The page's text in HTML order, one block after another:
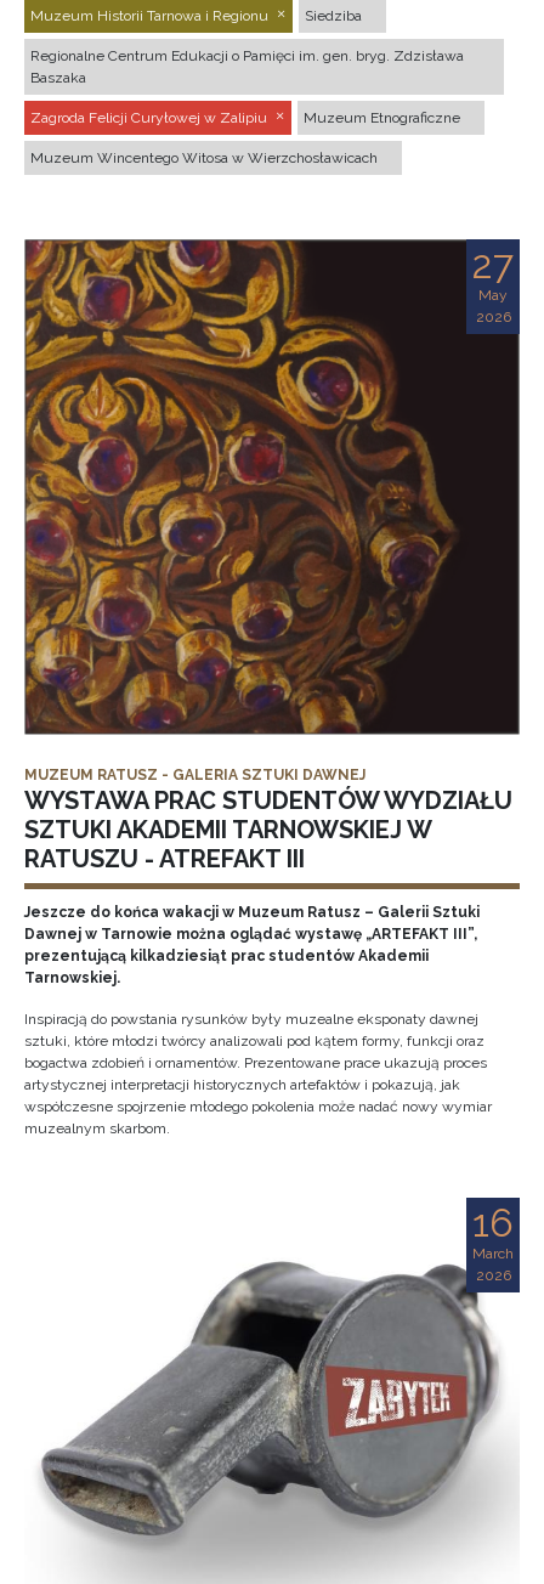
Muzeum Historii Tarnowa i Regionu Siedziba
Regionalne Centrum Edukacji o Pamięci im. gen. bryg. Zdzisława
Baszaka
Zagroda Felicji Curyłowej w Zalipiu Muzeum Etnograficzne
Muzeum Wincentego Witosa w Wierzchosławicach
27
May
2026
MUZEUM RATUSZ - GALERIA SZTUKI DAWNEJ
WYSTAWA PRAC STUDENTÓW WYDZIAŁU
SZTUKI AKADEMII TARNOWSKIEJ W
RATUSZU - ATREFAKT III
Jeszcze do końca wakacji w Muzeum Ratusz – Galerii Sztuki
Dawnej w Tarnowie można oglądać wystawę „ARTEFAKT III”,
prezentującą kilkadziesiąt prac studentów Akademii
Tarnowskiej.
Inspiracją do powstania rysunków były muzealne eksponaty dawnej
sztuki, które młodzi twórcy analizowali pod kątem formy, funkcji oraz
bogactwa zdobień i ornamentów. Prezentowane prace ukazują proces
artystycznej interpretacji historycznych artefaktów i pokazują, jak
współczesne spojrzenie młodego pokolenia może nadać nowy wymiar
muzealnym skarbom.
16
March
2026